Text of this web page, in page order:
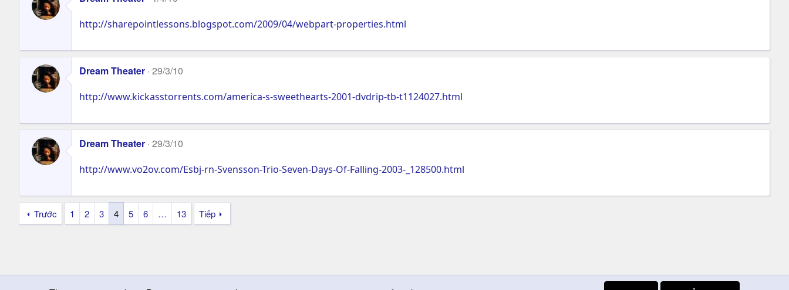
http://sharepointlessons.blogspot.com/2009/04/webpart-properties.html
Dream Theater 29/3/10
http://www.kickasstorrents.com/america-s-sweethearts-2001-dvdrip-tb-t1124027.html
Dream Theater 29/3/10
http://www.vo2ov.com/Esbj-rn-Svensson-Trio-Seven-Days-Of-Falling-2003-_128500.html
Trước 1 2 3 4 5 6 … 13 Tiếp